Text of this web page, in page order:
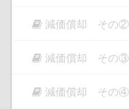
減価償却 その②
減価償却 その③
減価償却 その④